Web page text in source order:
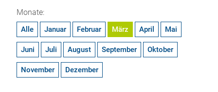
Monate:
Alle Januar Februar März April Mai
Juni Juli August September Oktober
November Dezember